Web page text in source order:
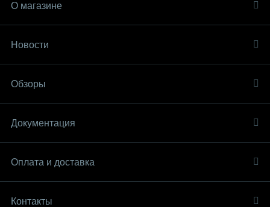
О магазине
Новости
Обзоры
Документация
Оплата и доставка
Контакты